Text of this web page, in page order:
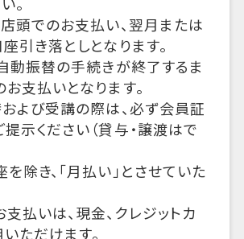
頭でのお支払い、翌月または
引き落としとなります。
動振替の手続きが終了するま
支払いとなります。
よび受講の際は、必ず会員証
示ください（貸与・譲渡はで
除き、「月払い」とさせていた
払いは、現金、クレジットカ
ただけます。